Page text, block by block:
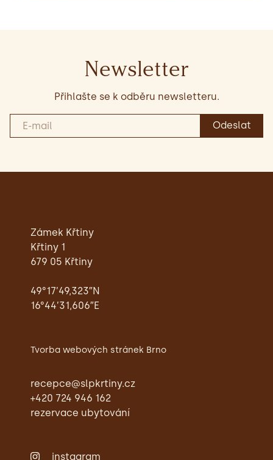
Newsletter
Přihlašte se k odběru newsletteru.
Zámek Křtiny
Křtiny 1
679 05 Křtiny
49°17’49,323″N
16°44’31,606″E
Tvorba webových stránek Brno
recepce@slpkrtiny.cz
+420 724 946 162
rezervace ubytování
instagram